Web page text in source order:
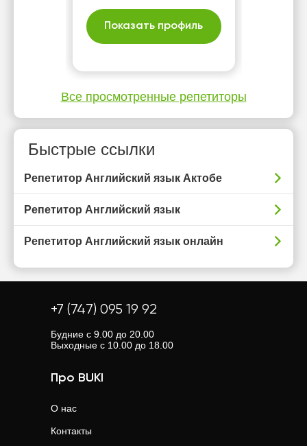
Показать профиль
Все просмотренные репетиторы
Быстрые ссылки
Репетитор Английский язык Актобе
Репетитор Английский язык
Репетитор Английский язык онлайн
+7 (747) 095 19 92
Будние с 9.00 до 20.00
Выходные с 10.00 до 18.00
Про BUKI
О нас
Контакты